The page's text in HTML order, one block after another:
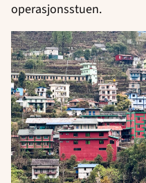
operasjonsstuen.